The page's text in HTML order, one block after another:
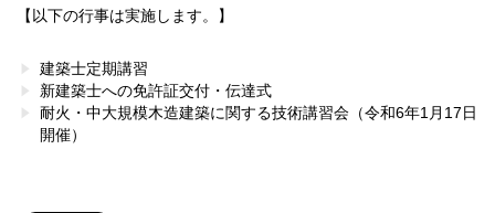
【以下の行事は実施します。】
建築士定期講習
新建築士への免許証交付・伝達式
耐火・中大規模木造建築に関する技術講習会（令和6年1月17日
開催）